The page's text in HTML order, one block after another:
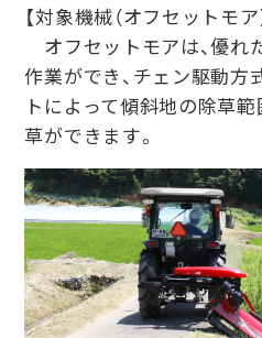
【対象機械（オフセットモア
オフセットモアは、優れ
作業ができ、チェン駆動
トによって傾斜地の除草
草ができます。